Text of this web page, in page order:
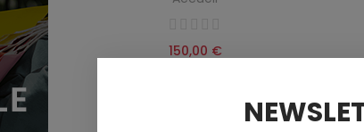
150,00 €